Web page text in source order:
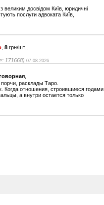
великим досвідом Київ, юридичні
послуги адвоката Київ,
8 грн/шт.,
171668) 07.08.2026
расклады Таро.
Когда отношения, строившиеся годами,
а внутри остается только